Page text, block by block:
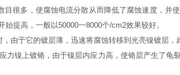
很多，使腐蚀电流分散从而降低了腐蚀速度，
始提高，一般以50000一8000个/cm2效果较好。
，由于它的镀层薄，迅速将腐蚀转移到光亮镍镀层，
力镍上镀铬，由于镍层内应力高，使铬层产生了龟